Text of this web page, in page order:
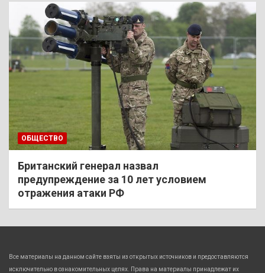
ОБЩЕСТВО
Британский генерал назвал
предупреждение за 10 лет условием
отражения атаки РФ
Все материалы на данном сайте взяты из открытых источников и предоставляются
исключительно в ознакомительных целях. Права на материалы принадлежат их